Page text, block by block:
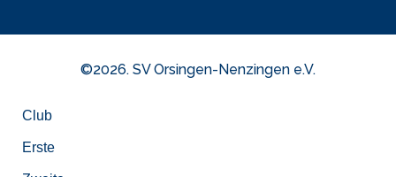
©2026. SV Orsingen-Nenzingen e.V.
Club
Erste